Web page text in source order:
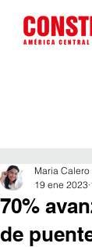
70%
de
Maria Calero
19 ene 2023